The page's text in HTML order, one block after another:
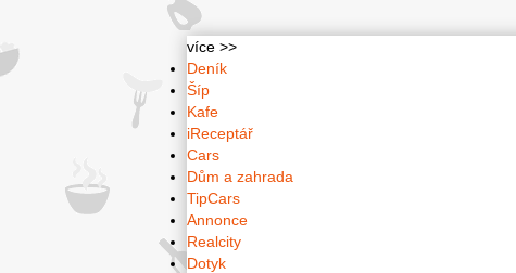
více >>
Deník
Šíp
Kafe
iReceptář
Cars
Dům a zahrada
TipCars
Annonce
Realcity
Dotyk